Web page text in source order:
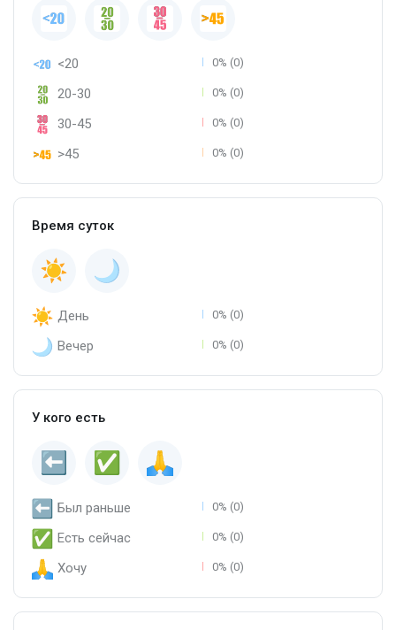
<20 0% (0)
20-30 0% (0)
30-45 0% (0)
>45 0% (0)
Время суток
День 0% (0)
Вечер 0% (0)
У кого есть
Был раньше 0% (0)
Есть сейчас 0% (0)
Хочу 0% (0)